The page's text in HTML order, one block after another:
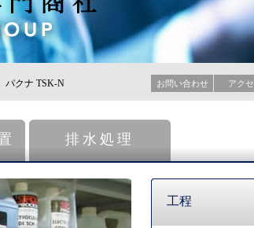
パクナ TSK-N
排水処理
工程
お問い合わせ アク